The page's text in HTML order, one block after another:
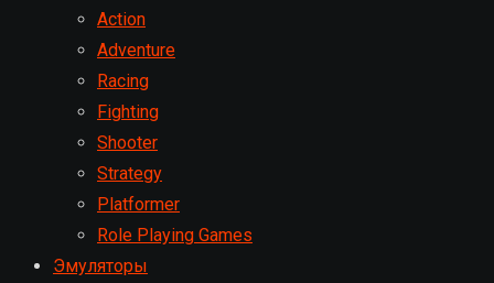
Action
Adventure
Racing
Fighting
Shooter
Strategy
Platformer
Role Playing Games
Эмуляторы